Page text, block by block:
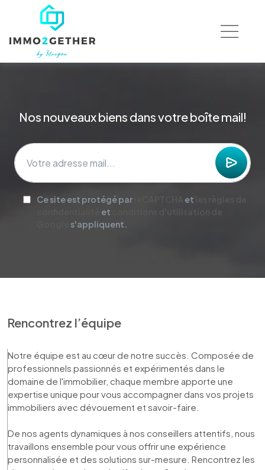
Nos nouveaux biens dans votre boîte mail!
Ce site est protégé par et
et
s'appliquent.
Rencontrez l’équipe
Notre équipe est au cœur de notre succès. Composée de
professionnels passionnés et expérimentés dans le
domaine de l'immobilier, chaque membre apporte une
expertise unique pour vous accompagner dans vos projets
immobiliers avec dévouement et savoir-faire.
De nos agents dynamiques à nos conseillers attentifs, nous
travaillons ensemble pour vous offrir une expérience
personnalisée et des solutions sur-mesure. Rencontrez les